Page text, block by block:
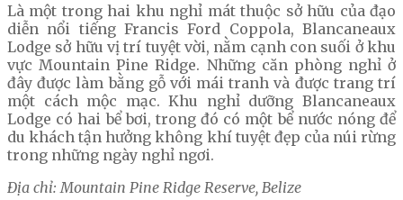
Là một trong hai khu nghỉ mát thuộc sở hữu của đạo
diễn nổi tiếng Francis Ford Coppola, Blancaneaux
Lodge sở hữu vị trí tuyệt vời, nằm cạnh con suối ở khu
vực Mountain Pine Ridge. Những căn phòng nghỉ ở
đây được làm bằng gỗ với mái tranh và được trang trí
một cách mộc mạc. Khu nghỉ dưỡng Blancaneaux
Lodge có hai bể bơi, trong đó có một bể nước nóng để
du khách tận hưởng không khí tuyệt đẹp của núi rừng
trong những ngày nghỉ ngơi.
Địa chỉ: Mountain Pine Ridge Reserve, Belize